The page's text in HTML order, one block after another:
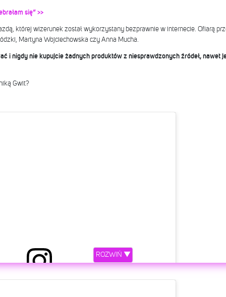
się” >>
której wizerunek został wykorzystany bezprawnie w internecie. Ofiarą
Martyna Wojciechowska czy Anna Mucha.
i nigdy nie kupujcie żadnych produktów z niesprawdzonych źródeł, nawet
Gwit?
ROZWIŃ ▼